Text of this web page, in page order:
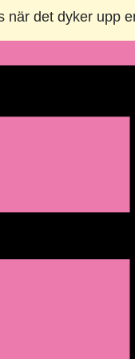
när det dyker upp